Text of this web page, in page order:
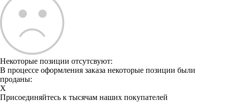
Некоторые позиции отсутсвуют:
В процессе оформления заказа некоторые позиции были
проданы:
X
Присоединяйтесь к тысячам наших покупателей